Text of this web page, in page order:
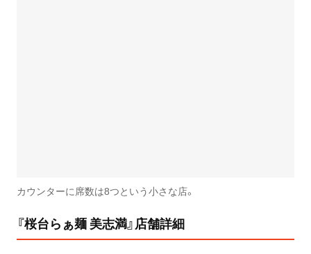
カウンターに席数は8つという小さな店。
『桜台らぁ麺 美志満』店舗詳細